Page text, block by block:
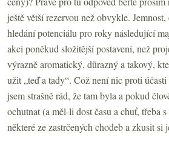
ještě větší rezervou než obvykle.
hledání potenciálu pro roky následující
akci poněkud složitější postavení, než
výrazně aromatický, důrazný a takový,
užit „teď a tady“. Což není nic proti
jsem strašně rád, že tam byla a pokud
ochutnat (a měl-li dost času a chuť, třeba
některé ze zastrčených chodeb a zkusit si